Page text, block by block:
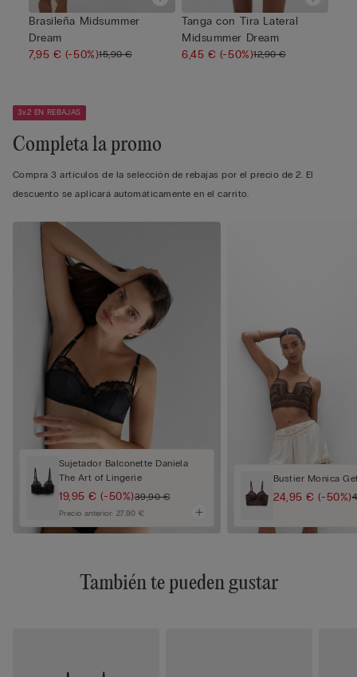
Brasileña Midsummer
Dream
7,95 € (-50%)15,90 €
Tanga con Tira Lateral
Midsummer Dream
6,45 € (-50%)12,90 €
3x2 EN REBAJAS
Completa la promo
Compra 3 artículos de la selección de rebajas por el precio de 2. El
descuento se aplicará automáticamente en el carrito.
Sujetador Balconette Daniela
The Art of Lingerie
19,95 €(-50%)39,90 €
Precio anterior: 27,90 €
Bustier Monica
24,95 €(-50%)
También te pueden gustar